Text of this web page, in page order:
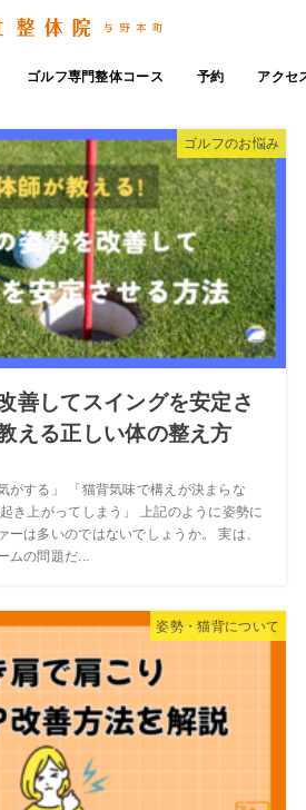
ゴルフ専門整体コース 予約 アクセ
ゴルフのお悩み
善してスイングを安定さ
える正しい体の整え方
がする」 「猫背気味で構えが決まらな
き上がってしまう」 上記のように姿勢に
ーは多いのではないでしょうか。 実は、
ムの問題だ...
姿勢・猫背について